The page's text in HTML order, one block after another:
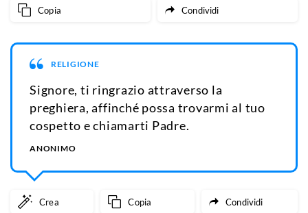
Copia Condividi
RELIGIONE
Signore, ti ringrazio attraverso la
preghiera, affinché possa trovarmi al tuo
cospetto e chiamarti Padre.
ANONIMO
Crea Copia Condividi